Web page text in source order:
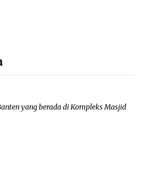
yang berada di Kompleks Masjid